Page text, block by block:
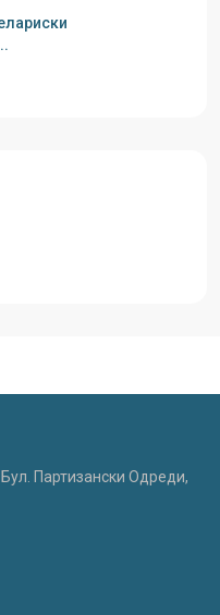
Партизански Одреди,